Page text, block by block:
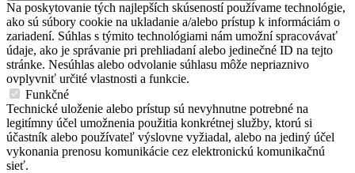
Na poskytovanie tých najlepších skúseností používame technológie,
ako sú súbory cookie na ukladanie a/alebo prístup k informáciám o
zariadení. Súhlas s týmito technológiami nám umožní spracovávať
údaje, ako je správanie pri prehliadaní alebo jedinečné ID na tejto
stránke. Nesúhlas alebo odvolanie súhlasu môže nepriaznivo
ovplyvniť určité vlastnosti a funkcie.
Funkčné
Technické uloženie alebo prístup sú nevyhnutne potrebné na
legitímny účel umožnenia použitia konkrétnej služby, ktorú si
účastník alebo používateľ výslovne vyžiadal, alebo na jediný účel
vykonania prenosu komunikácie cez elektronickú komunikačnú
sieť.